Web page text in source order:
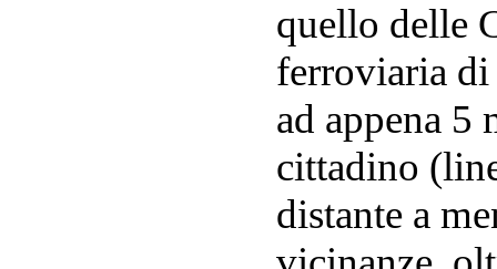
quello delle
ferroviaria di
ad appena 5
cittadino
distante a